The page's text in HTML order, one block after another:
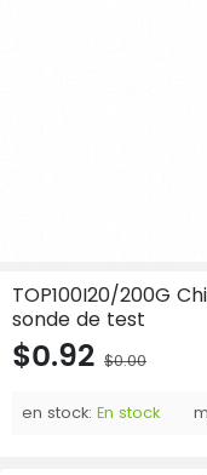
TOP100I20/200G
sonde de test
$0.92 $0.00
en stock: En stock